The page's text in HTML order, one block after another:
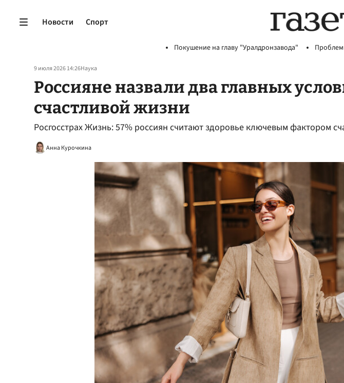
Новости Спорт
Покушение на главу "Уралдронзавода"
9 июля 2026 14:26Наука
Россияне назвали два главных
счастливой жизни
Росгосстрах Жизнь: 57% россиян считают здоровье ключевым фактором
Анна Курочкина